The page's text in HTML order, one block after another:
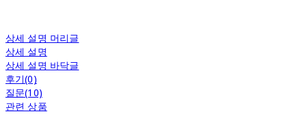
상세 설명 머리글
상세 설명
상세 설명 바닥글
후기(0)
질문(10)
관련 상품